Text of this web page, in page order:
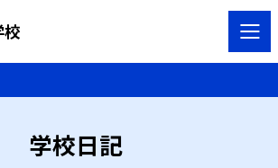
校
学校日記